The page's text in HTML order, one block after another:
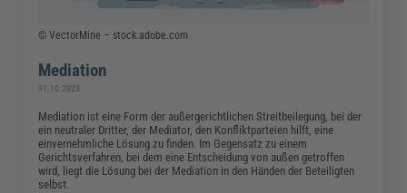
© VectorMine – stock.adobe.com
Mediation
31.10.2023
Mediation ist eine Form der außergerichtlichen Streitbeilegung, bei der
ein neutraler Dritter, der Mediator, den Konfliktparteien hilft, eine
einvernehmliche Lösung zu finden. Im Gegensatz zu einem
Gerichtsverfahren, bei dem eine Entscheidung von außen getroffen
wird, liegt die Lösung bei der Mediation in den Händen der Beteiligten
selbst.